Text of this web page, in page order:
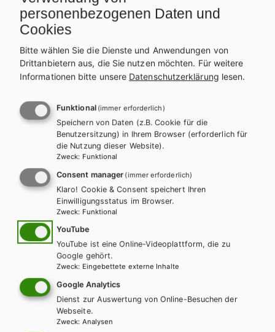
ZUM ONLINE ZUSATZMATERIAL
Weitere Bände dieser
Schulbuchreihe
personenbezogenen Daten und
Cookies
Bitte wählen Sie die Dienste und Anwendungen von
Drittanbietern aus, die Sie nutzen möchten. Für weitere
Informationen bitte unsere Datenschutzerklärung lesen.
Funktional (immer erforderlich)
Speichern von Daten (z.B. Cookie für die
Benutzersitzung) in Ihrem Browser (erforderlich für
die Nutzung dieser Website).
Zweck: Funktional
Consent manager (immer erforderlich)
Klaro! Cookie & Consent speichert Ihren
Einwilligungsstatus im Browser.
Zweck: Funktional
YouTube
YouTube ist eine Online-Videoplattform, die zu
Google gehört.
Zweck: Eingebettete externe Inhalte
Google Analytics
Dienst zur Auswertung von Online-Besuchen der
Webseite.
Zweck: Analysen